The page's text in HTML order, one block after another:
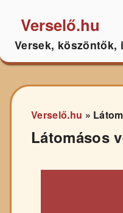
Verselő.hu
Versek, köszöntők,
Verselő.hu »
Látomásos